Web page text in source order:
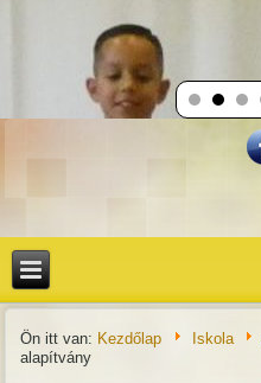
Ön itt van: Kezdőlap Iskola
alapítvány